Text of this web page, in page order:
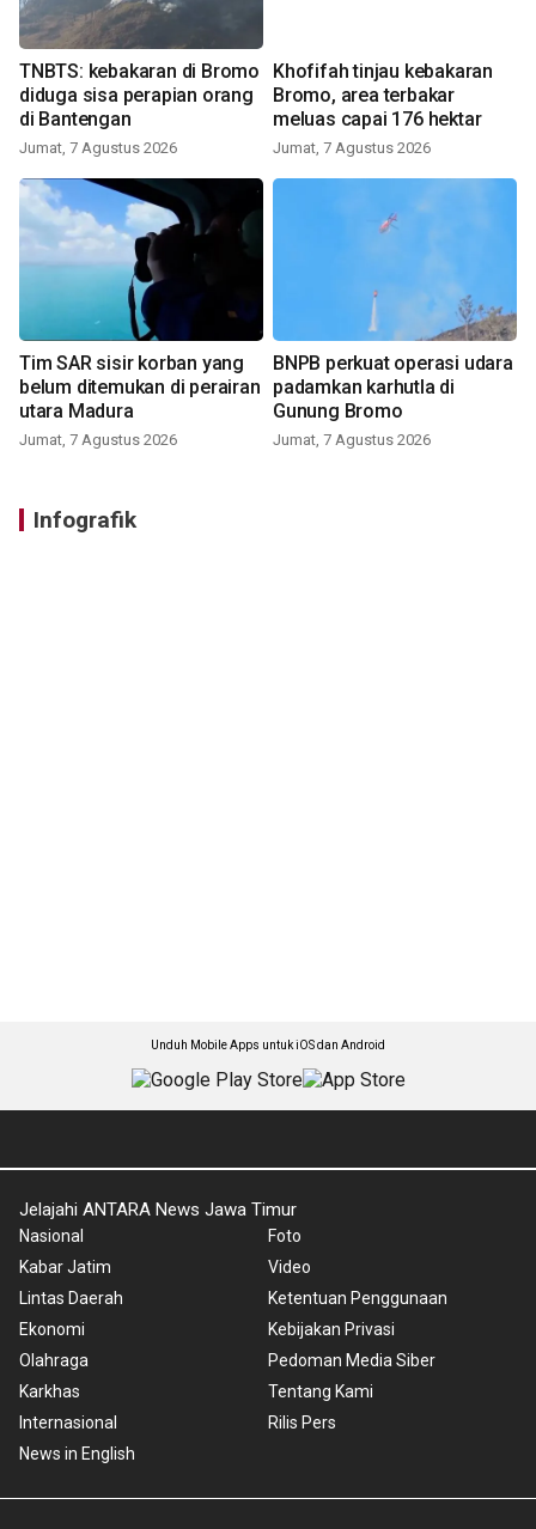
TNBTS: kebakaran di Bromo
diduga sisa perapian orang
di Bantengan
Jumat, 7 Agustus 2026
Khofifah tinjau kebakaran
Bromo, area terbakar
meluas capai 176 hektar
Jumat, 7 Agustus 2026
Tim SAR sisir korban yang
belum ditemukan di perairan
utara Madura
Jumat, 7 Agustus 2026
BNPB perkuat operasi udara
padamkan karhutla di
Gunung Bromo
Jumat, 7 Agustus 2026
Infografik
Unduh Mobile Apps untuk iOS dan Android
Jelajahi ANTARA News Jawa Timur
Nasional
Kabar Jatim
Lintas Daerah
Ekonomi
Olahraga
Karkhas
Internasional
News in English
Foto
Video
Ketentuan Penggunaan
Kebijakan Privasi
Pedoman Media Siber
Tentang Kami
Rilis Pers